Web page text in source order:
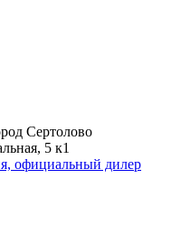
Сертолово
5 к1
официальный дилер